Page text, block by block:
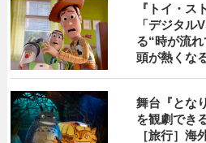
『トイ・
「デジタル
る“時が流
頭が熱くな
舞台『とな
を観劇でき
［旅行］海